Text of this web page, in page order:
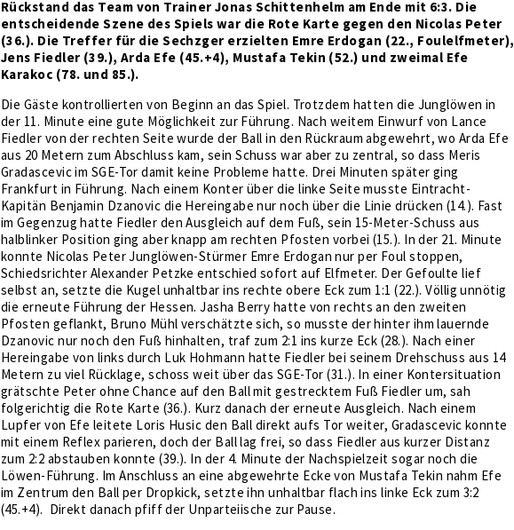
Rückstand das Team von Trainer Jonas Schittenhelm am Ende mit 6:3. Die
entscheidende Szene des Spiels war die Rote Karte gegen den Nicolas Peter
(36.). Die Treffer für die Sechzger erzielten Emre Erdogan (22., Foulelfmeter),
Jens Fiedler (39.), Arda Efe (45.+4), Mustafa Tekin (52.) und zweimal Efe
Karakoc (78. und 85.).
Die Gäste kontrollierten von Beginn an das Spiel. Trotzdem hatten die Junglöwen in
der 11. Minute eine gute Möglichkeit zur Führung. Nach weitem Einwurf von Lance
Fiedler von der rechten Seite wurde der Ball in den Rückraum abgewehrt, wo Arda Efe
aus 20 Metern zum Abschluss kam, sein Schuss war aber zu zentral, so dass Meris
Gradascevic im SGE-Tor damit keine Probleme hatte. Drei Minuten später ging
Frankfurt in Führung. Nach einem Konter über die linke Seite musste Eintracht-
Kapitän Benjamin Dzanovic die Hereingabe nur noch über die Linie drücken (14.). Fast
im Gegenzug hatte Fiedler den Ausgleich auf dem Fuß, sein 15-Meter-Schuss aus
halblinker Position ging aber knapp am rechten Pfosten vorbei (15.). In der 21. Minute
konnte Nicolas Peter Junglöwen-Stürmer Emre Erdogan nur per Foul stoppen,
Schiedsrichter Alexander Petzke entschied sofort auf Elfmeter. Der Gefoulte lief
selbst an, setzte die Kugel unhaltbar ins rechte obere Eck zum 1:1 (22.). Völlig unnötig
die erneute Führung der Hessen. Jasha Berry hatte von rechts an den zweiten
Pfosten geflankt, Bruno Mühl verschätzte sich, so musste der hinter ihm lauernde
Dzanovic nur noch den Fuß hinhalten, traf zum 2:1 ins kurze Eck (28.). Nach einer
Hereingabe von links durch Luk Hohmann hatte Fiedler bei seinem Drehschuss aus 14
Metern zu viel Rücklage, schoss weit über das SGE-Tor (31.). In einer Kontersituation
grätschte Peter ohne Chance auf den Ball mit gestrecktem Fuß Fiedler um, sah
folgerichtig die Rote Karte (36.). Kurz danach der erneute Ausgleich. Nach einem
Lupfer von Efe leitete Loris Husic den Ball direkt aufs Tor weiter, Gradascevic konnte
mit einem Reflex parieren, doch der Ball lag frei, so dass Fiedler aus kurzer Distanz
zum 2:2 abstauben konnte (39.). In der 4. Minute der Nachspielzeit sogar noch die
Löwen-Führung. Im Anschluss an eine abgewehrte Ecke von Mustafa Tekin nahm Efe
im Zentrum den Ball per Dropkick, setzte ihn unhaltbar flach ins linke Eck zum 3:2
(45.+4). Direkt danach pfiff der Unparteiische zur Pause.